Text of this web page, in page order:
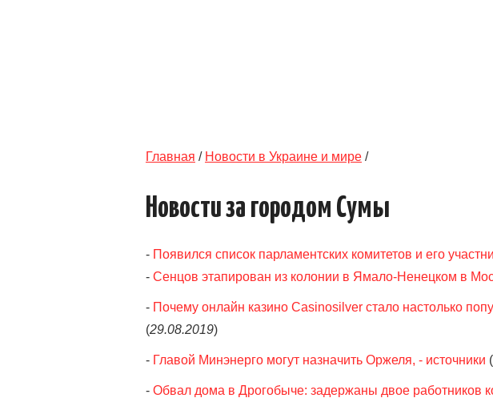
Главная / Новости в Украине и мире /
Новости за городом Сумы
- Появился список парламентских комитетов и его
- Сенцов этапирован из колонии в Ямало-Ненецком в
- Почему онлайн казино Casinosilver стало настолько
(29.08.2019)
- Главой Минэнерго могут назначить Оржеля, - источники (
- Обвал дома в Дрогобыче: задержаны двое работников